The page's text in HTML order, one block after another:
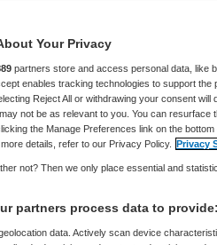
Kamer heeft op 7
Verbetering
is dat de taken van de
aan de
gaat het wetsvoorstel
Your Privacy
partners store and access personal data, like
enables tracking technologies to support
Reject All or withdrawing your consent
not be as relevant to you. You can
the Manage Preferences link on the
details, refer to our Privacy Policy. Privacy
not? Then we only place essential and
partners process data to provide:
data. Actively scan device